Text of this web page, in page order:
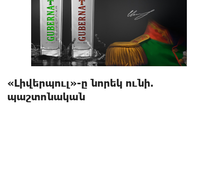
«Լիվերպուլ»-ը նորեկ ունի.
պաշտոնական